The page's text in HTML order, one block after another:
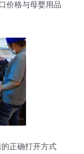
价格与母婴用品
正确打开方式